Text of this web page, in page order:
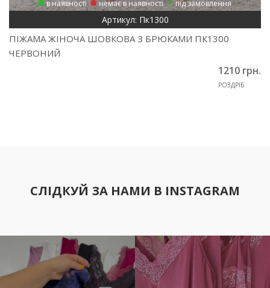
в наявності немає в наявності під замовлення
Артикул: Пк1300
ПІЖАМА ЖІНОЧА ШОВКОВА З БРЮКАМИ ПК1300
ЧЕРВОНИЙ
1210 грн.
РОЗДРІБ
СЛІДКУЙ ЗА НАМИ В INSTAGRAM